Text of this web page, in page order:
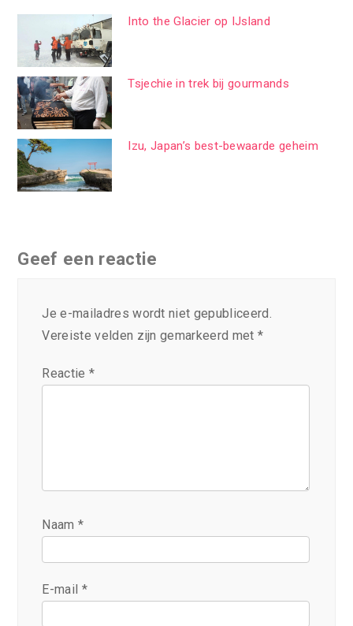
Into the Glacier op IJsland
Tsjechie in trek bij gourmands
Izu, Japan’s best-bewaarde geheim
Geef een reactie
Je e-mailadres wordt niet gepubliceerd.
Vereiste velden zijn gemarkeerd met *
Reactie *
Naam*
E-mail *